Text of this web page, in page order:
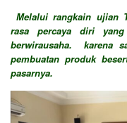
Melalui rangkain ujian
rasa percaya diri
berwirausaha. karena
pembuatan produk
pasarnya.